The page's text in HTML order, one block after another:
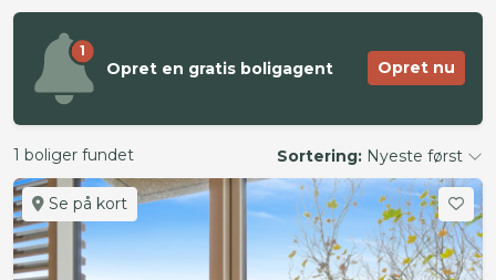
1
Opret en gratis boligagent Opret nu
1 boliger fundet Sortering: Nyeste først
Se på kort